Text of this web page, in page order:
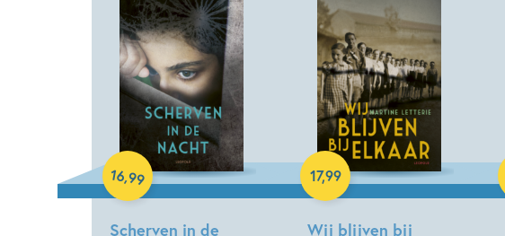
Scherven in de
16,99
Paperback
Wij blijven bij
17,99
Paperback